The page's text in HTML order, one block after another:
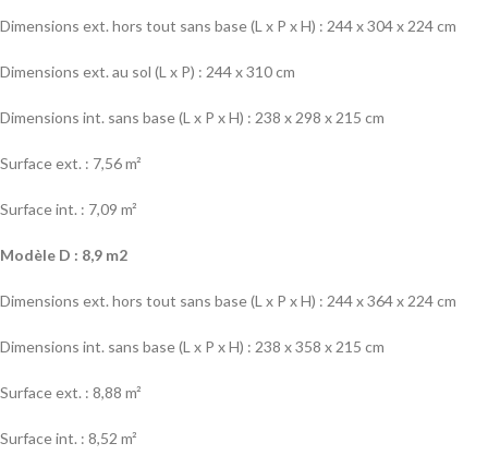
Dimensions ext. hors tout sans base (L x P x H) : 244 x 304 x 224 cm
Dimensions ext. au sol (L x P) : 244 x 310 cm
Dimensions int. sans base (L x P x H) : 238 x 298 x 215 cm
Surface ext. : 7,56 m²
Surface int. : 7,09 m²
Modèle D : 8,9 m2
Dimensions ext. hors tout sans base (L x P x H) : 244 x 364 x 224 cm
Dimensions int. sans base (L x P x H) : 238 x 358 x 215 cm
Surface ext. : 8,88 m²
Surface int. : 8,52 m²